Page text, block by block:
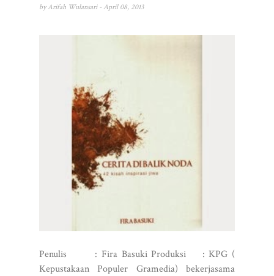
by Arifah Wulansari - April 08, 2013
Penulis : Fira Basuki Produksi : KPG (
Kepustakaan Populer Gramedia) bekerjasama